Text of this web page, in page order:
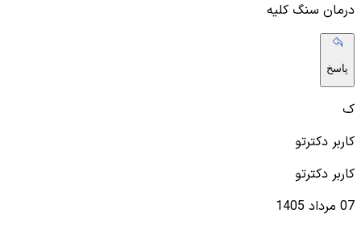
درمان سنگ کلیه
پاسخ
ک
کاربر دکترتو
کاربر دکترتو
07 مرداد 1405